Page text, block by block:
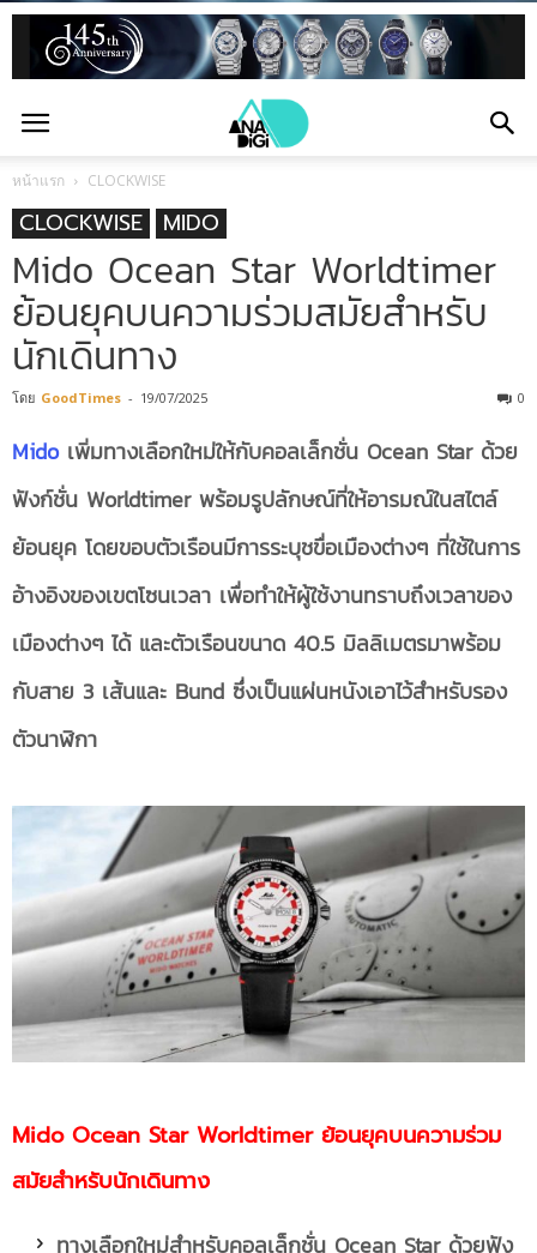
หน้าแรก CLOCKWISE
CLOCKWISE MIDO
Mido Ocean Star Worldtimer
ย้อนยุคบนความร่วมสมัยสำหรับ
นักเดินทาง
โดย GoodTimes - 19/07/2025 0
Midoเพิ่มทางเลือกใหม่ให้กับคอลเล็กชั่น Ocean Star ด้วย
ฟังก์ชั่น Worldtimer พร้อมรูปลักษณ์ที่ให้อารมณ์ในสไตล์
ย้อนยุค โดยขอบตัวเรือนมีการระบุชขื่อเมืองต่างๆ ที่ใช้ในการ
อ้างอิงของเขตโซนเวลา เพื่อทำให้ผู้ใช้งานทราบถึงเวลาของ
เมืองต่างๆ ได้ และตัวเรือนขนาด 40.5 มิลลิเมตรมาพร้อม
กับสาย 3 เส้นและ Bund ซึ่งเป็นแผ่นหนังเอาไว้สำหรับรอง
ตัวนาฬิกา
Mido Ocean Star Worldtimer ย้อนยุคบนความร่วม
สมัยสำหรับนักเดินทาง
ทางเลือกใหม่สำหรับคอลเล็กชั่น Ocean Star ด้วยฟัง